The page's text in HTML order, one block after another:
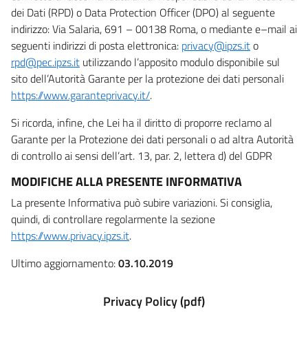
dei Dati (RPD) o Data Protection Officer (DPO) al seguente
indirizzo: Via Salaria, 691 – 00138 Roma, o mediante e–mail ai
seguenti indirizzi di posta elettronica: privacy@ipzs.ito
rpd@pec.ipzs.it utilizzando l’apposito modulo disponibile sul
sito dell’Autorità Garante per la protezione dei dati personali
https://www.garanteprivacy.it/.
Si ricorda, infine, che Lei ha il diritto di proporre reclamo al
Garante per la Protezione dei dati personali o ad altra Autorità
di controllo ai sensi dell’art. 13, par. 2, lettera d) del GDPR
MODIFICHE ALLA PRESENTE INFORMATIVA
La presente Informativa può subire variazioni. Si consiglia,
quindi, di controllare regolarmente la sezione
https://www.privacy.ipzs.it.
Ultimo aggiornamento:03.10.2019
Privacy Policy (pdf)